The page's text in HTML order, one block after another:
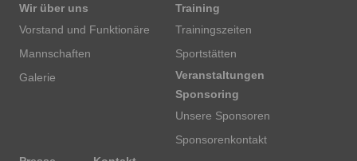
Wir über uns
Vorstand und Funktionäre
Mannschaften
Galerie
Training
Trainingszeiten
Sportstätten
Veranstaltungen
Sponsoring
Unsere Sponsoren
Sponsorenkontakt